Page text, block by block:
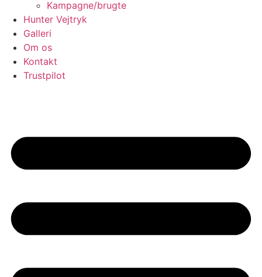
Kampagne/brugte
Hunter Vejtryk
Galleri
Om os
Kontakt
Trustpilot